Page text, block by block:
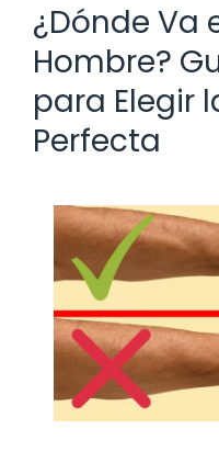
¿Dónde Va
Hombre?
para Elegir
Perfecta